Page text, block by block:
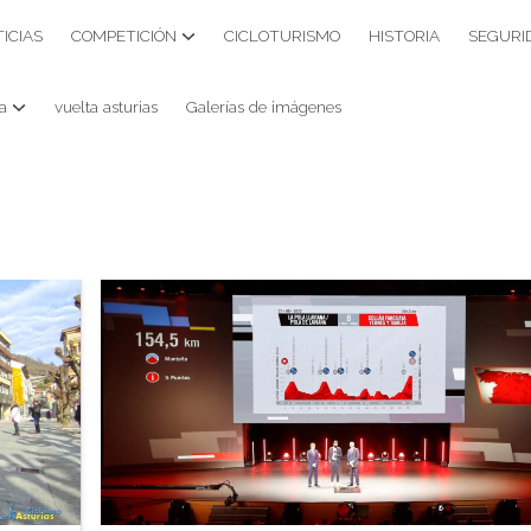
COMPETICIÓN CICLOTURISMO HISTORIA
vuelta asturias Galerías de imágenes